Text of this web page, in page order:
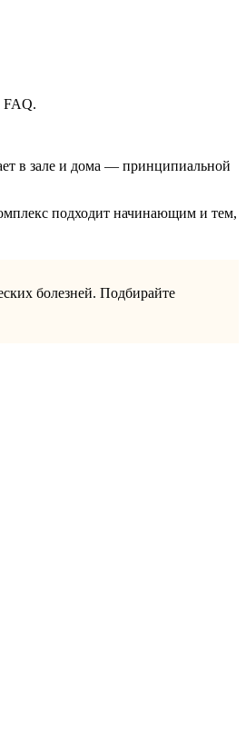
FAQ.
в зале и дома — принципиальной
подходит начинающим и тем,
болезней. Подбирайте